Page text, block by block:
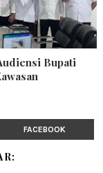
Bupati
FACEBOOK